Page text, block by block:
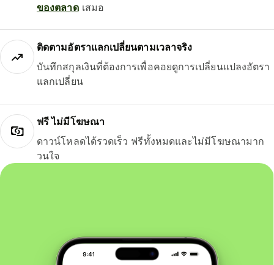
ของตลาดเสมอ
ติดตามอัตราแลกเปลี่ยนตามเวลาจริง
บันทึกสกุลเงินที่ต้องการเพื่อคอยดูการเปลี่ยนแปลงอัตรา
แลกเปลี่ยน
ฟรี ไม่มีโฆษณา
ดาวน์โหลดได้รวดเร็ว ฟรีทั้งหมดและไม่มีโฆษณามาก
วนใจ